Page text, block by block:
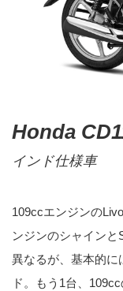
Honda
インド仕様車
109ccエンジンの
ンジンのシャイン
異なるが、基本的に
ド。もう1台、